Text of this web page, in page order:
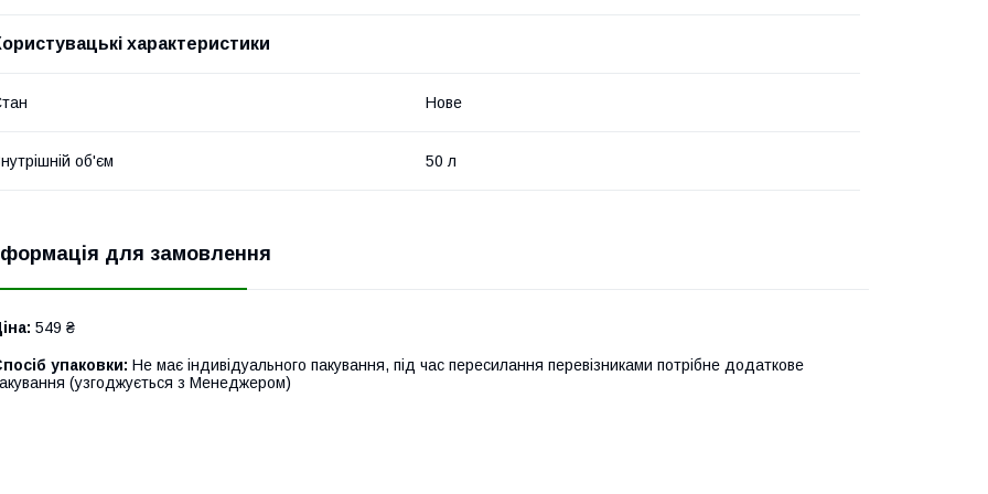
характеристики
Нове
об'єм 50 л
для замовлення
549 ₴
упаковки: Не має індивідуального пакування, під час пересилання перевізниками потрібне додаткове
(узгоджується з Менеджером)